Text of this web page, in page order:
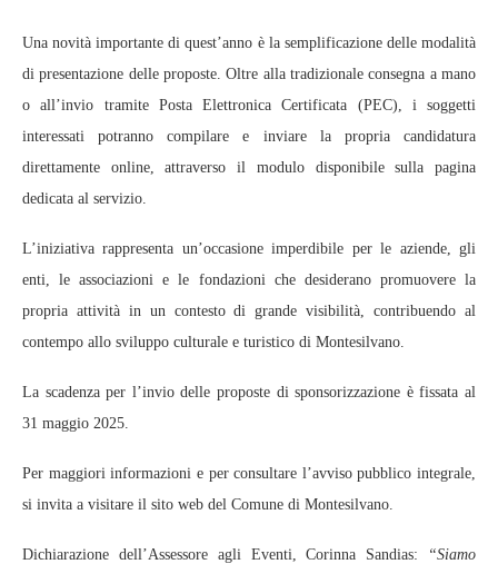
Una novità importante di quest’anno è la semplificazione delle modalità
di presentazione delle proposte. Oltre alla tradizionale consegna a mano
o all’invio tramite Posta Elettronica Certificata (PEC), i soggetti
interessati potranno compilare e inviare la propria candidatura
direttamente online, attraverso il modulo disponibile sulla pagina
dedicata al servizio.
L’iniziativa rappresenta un’occasione imperdibile per le aziende, gli
enti, le associazioni e le fondazioni che desiderano promuovere la
propria attività in un contesto di grande visibilità, contribuendo al
contempo allo sviluppo culturale e turistico di Montesilvano.
La scadenza per l’invio delle proposte di sponsorizzazione è fissata al
31 maggio 2025.
Per maggiori informazioni e per consultare l’avviso pubblico integrale,
si invita a visitare il sito web del Comune di Montesilvano.
Dichiarazione dell’Assessore agli Eventi, Corinna Sandias: “Siamo